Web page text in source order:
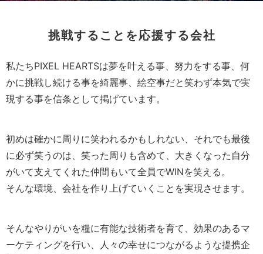
挑戦することを応援する会社
私たちPIXEL HEARTSは夢を叶える事、努力をする事、何
かに挑戦し続ける事を綺麗事、絵空事だと笑わず本気で実
現する事を信条として掲げています。
初めは確かに周りに笑われるかもしれない、それでも最後
に必ず笑うのは、笑った周りも含めて、大きくなった自分
がいて支えてくれた仲間もいて全員でWINを笑える。
そんな環境、会社を作り上げていくことを実現させます。
そんなやりがいを糧に有能な技術者を育て、効果のあるマ
ーケティングを行い、人々の幸せにつながるような提携企